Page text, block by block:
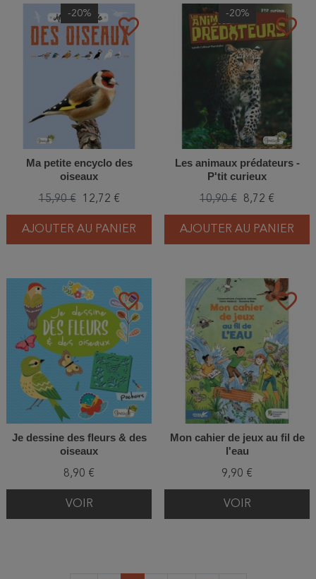
favorite_border
-20%
Ma petite encyclo des
oiseaux
15,90 € 12,72 €
AJOUTER AU PANIER
favorite_border
-20%
Les animaux prédateurs -
P'tit curieux
10,90 € 8,72 €
AJOUTER AU PANIER
favorite_border
Je dessine des fleurs & des
oiseaux
8,90 €
VOIR
favorite_border
Mon cahier de jeux au fil de
l'eau
9,90 €
VOIR